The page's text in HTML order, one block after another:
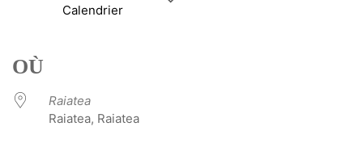
Calendrier
OÙ
Raiatea
Raiatea, Raiatea